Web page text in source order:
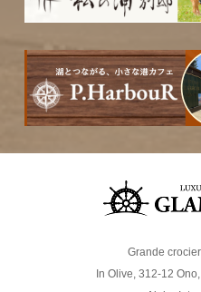
Grande
In Olive, 312-12